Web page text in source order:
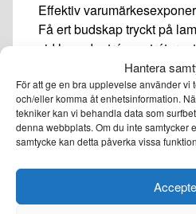
Hantera
För att ge en bra upplevelse använder vi
och/eller komma åt enhetsinformation.
tekniker kan vi behandla data som
denna webbplats. Om du inte samtycker
samtycke kan detta påverka vissa
Effektiv
Få ert budskap tryckt på
vid huvudentrén,
iögonfallande lösning
priset ingår fyra
säkerställer att ert
rör sig som mest.
Läs mer om mervärdestjänster